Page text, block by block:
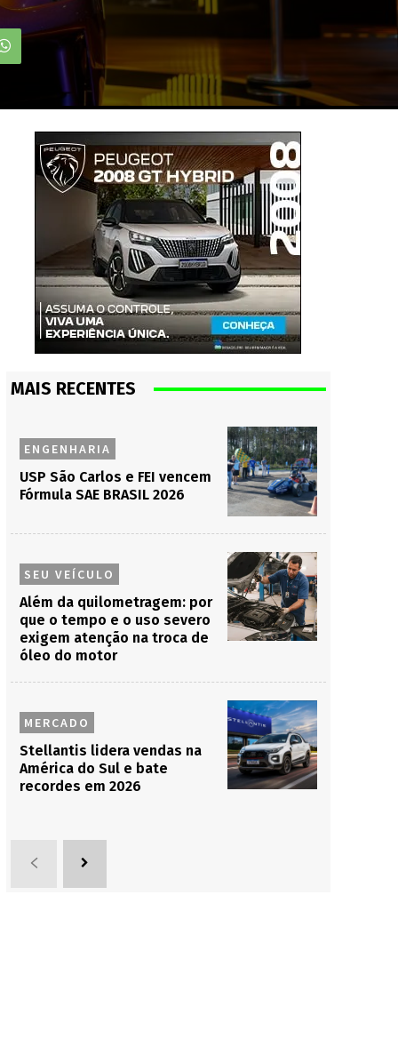
MAIS RECENTES
ENGENHARIA
USP São Carlos e FEI vencem
Fórmula SAE BRASIL 2026
SEU VEÍCULO
Além da quilometragem: por
que o tempo e o uso severo
exigem atenção na troca de
óleo do motor
MERCADO
Stellantis lidera vendas na
América do Sul e bate
recordes em 2026